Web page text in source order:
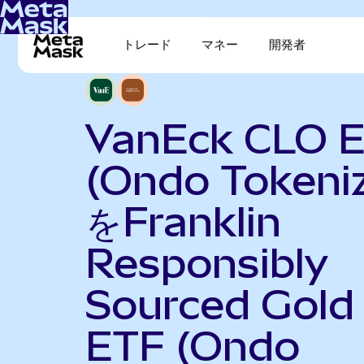
トレード マネー 開発者
VanEck CLO
(Ondo
をFranklin
Responsibly
Sourced Gold
ETF (Ondo